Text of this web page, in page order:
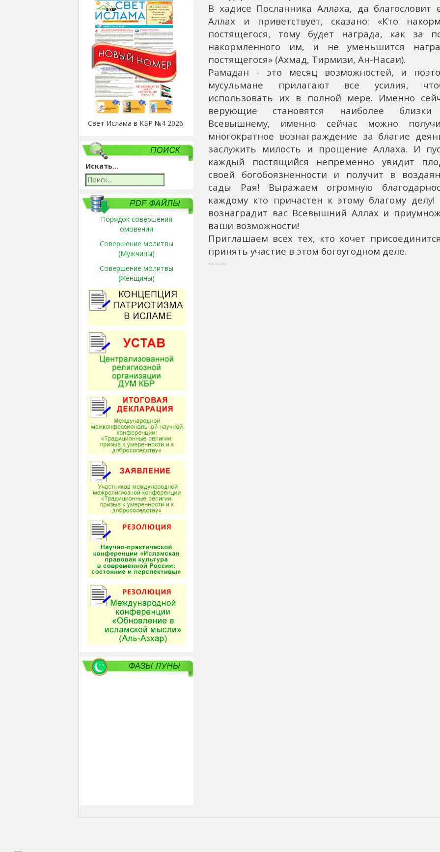
Свет Ислама в КБР №4 2026
Искать...
Порядок совершения
омовения
Совершение молитвы
(Мужчины)
Совершение молитвы
(Женщины)
В хадисе Посланника Аллаха, да благословит
Аллах и приветствует, сказано: «Кто
постящегося, тому будет награда, как за
накормленного им, и не уменьшится
постящегося» (Ахмад, Тирмизи, Ан-Насаи).
Рамадан - это месяц возможностей, и
мусульмане прилагают все усилия,
использовать их в полной мере. Именно
верующие становятся наиболее
Всевышнему, именно сейчас можно
многократное вознаграждение за благие
заслужить милость и прощение Аллаха. И
каждый постящийся непременно увидит
своей богобоязненности и получит в
сады Рая! Выражаем огромную
каждому кто причастен к этому благому делу!
вознаградит вас Всевышний Аллах и
ваши возможности!
Приглашаем всех тех, кто хочет
принять участие в этом богоугодном деле.
Social Like